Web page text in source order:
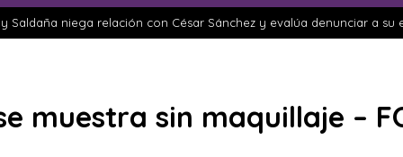
Saldaña niega relación con César Sánchez y evalúa denunciar a su
muestra sin maquillaje –